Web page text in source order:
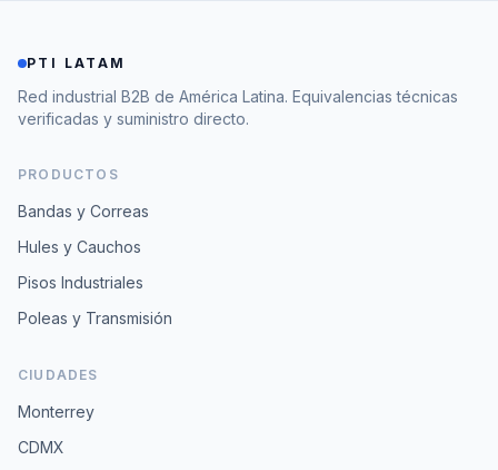
PTI LATAM
Red industrial B2B de América Latina. Equivalencias técnicas
verificadas y suministro directo.
PRODUCTOS
Bandas y Correas
Hules y Cauchos
Pisos Industriales
Poleas y Transmisión
CIUDADES
Monterrey
CDMX